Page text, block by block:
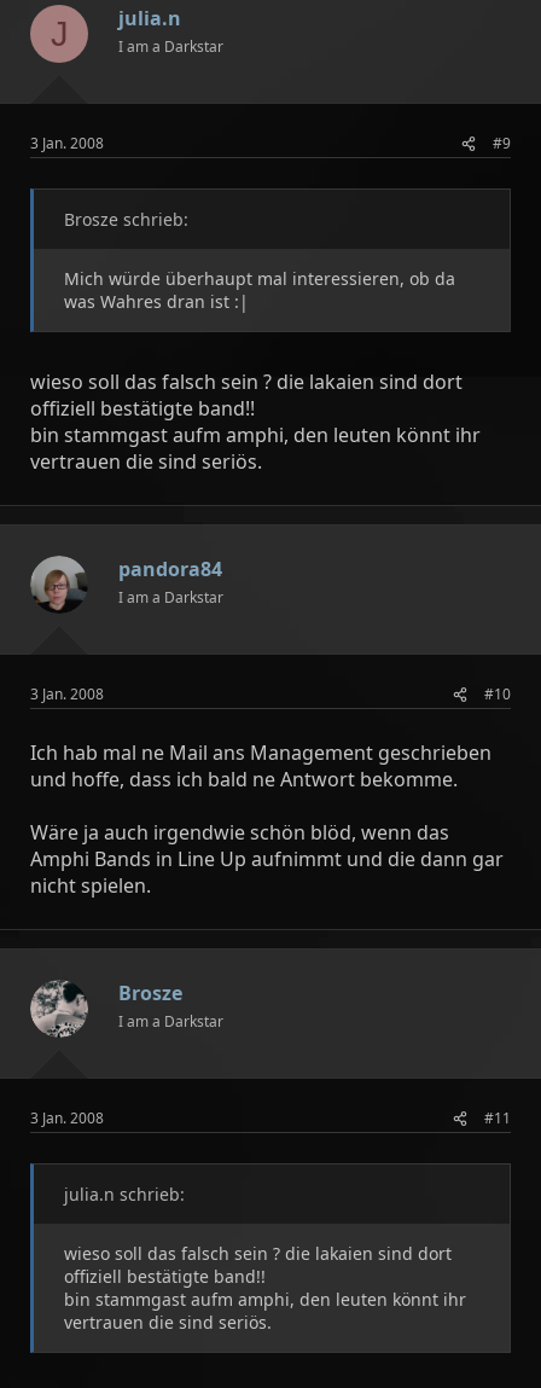
J julia.n
I am a Darkstar
3 Jan. 2008 #9
Brosze schrieb:
Mich würde überhaupt mal interessieren, ob da
was Wahres dran ist :|
wieso soll das falsch sein ? die lakaien sind dort
offiziell bestätigte band!!
bin stammgast aufm amphi, den leuten könnt ihr
vertrauen die sind seriös.
pandora84
I am a Darkstar
3 Jan. 2008 #10
Ich hab mal ne Mail ans Management geschrieben
und hoffe, dass ich bald ne Antwort bekomme.
Wäre ja auch irgendwie schön blöd, wenn das
Amphi Bands in Line Up aufnimmt und die dann gar
nicht spielen.
Brosze
I am a Darkstar
3 Jan. 2008 #11
julia.n schrieb:
wieso soll das falsch sein ? die lakaien sind dort
offiziell bestätigte band!!
bin stammgast aufm amphi, den leuten könnt ihr
vertrauen die sind seriös.